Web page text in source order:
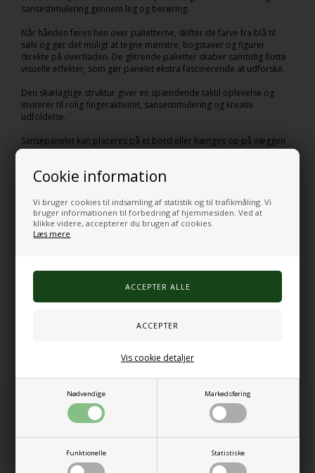
Cookie information
Vi bruger cookies til indsamling af statistik og til trafikmåling. Vi
bruger informationen til forbedring af hjemmesiden. Ved at
klikke videre, accepterer du brugen af cookies.
Læs mere
Nødvendige Markedsføring
Funktionelle Statistiske
Vis cookie detaljer
sansestimulering gennem leg og berøring.
Når hånden føres hen over palietterne, skifter de farve fra blå til
sølv og gør det muligt at tegne mønstre, bogstaver og figurer
direkte på overfladen. De glitrende palietter skaber samtidig flotte
visuelle effekter, som gør panelet ekstra fascinerende at udforske.
Den skælagtige struktur giver en spændende taktil oplevelse og
inviterer til rolig fingeraktivitet, sansestimulering og kreativ
udfoldelse.
Sansepanelet kan placeres på et bord eller hænges op på væggen
og er velegnet til både hjemmet, institutioner, skoler og
Vendbare palietter i blå og sølv
Taktil og visuel sansestimulering
Kan bruges til mønstre, bogstaver og figurer
Kan ligge på bord eller hænges på væg
Pleje: kun overfladevask
Varenr.:
Alternative produkter